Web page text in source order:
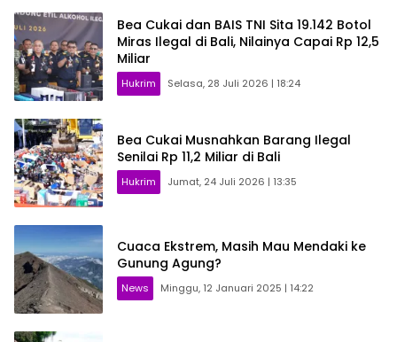
Bea Cukai dan BAIS TNI Sita 19.142 Botol
Miras Ilegal di Bali, Nilainya Capai Rp 12,5
Miliar
Hukrim Selasa, 28 Juli 2026 | 18:24
Bea Cukai Musnahkan Barang Ilegal
Senilai Rp 11,2 Miliar di Bali
Hukrim Jumat, 24 Juli 2026 | 13:35
Cuaca Ekstrem, Masih Mau Mendaki ke
Gunung Agung?
News Minggu, 12 Januari 2025 | 14:22